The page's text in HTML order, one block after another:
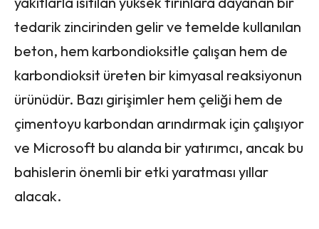
tedarik zincirinden gelir ve temelde kullanılan
beton, hem karbondioksitle çalışan hem de
karbondioksit üreten bir kimyasal reaksiyonun
ürünüdür. Bazı girişimler hem çeliği hem de
çimentoyu karbondan arındırmak için çalışıyor
ve Microsoft bu alanda bir yatırımcı, ancak bu
bahislerin önemli bir etki yaratması yıllar
alacak.